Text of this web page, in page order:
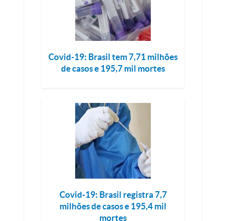
Covid-19: Brasil tem 7,71 milhões
de casos e 195,7 mil mortes
Covid-19: Brasil registra 7,7
milhões de casos e 195,4 mil
mortes